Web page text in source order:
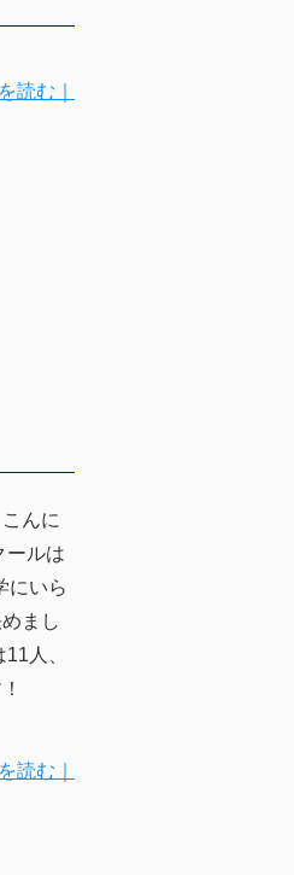
読む｜
んに
ールは
にいら
まし
人、
読む｜